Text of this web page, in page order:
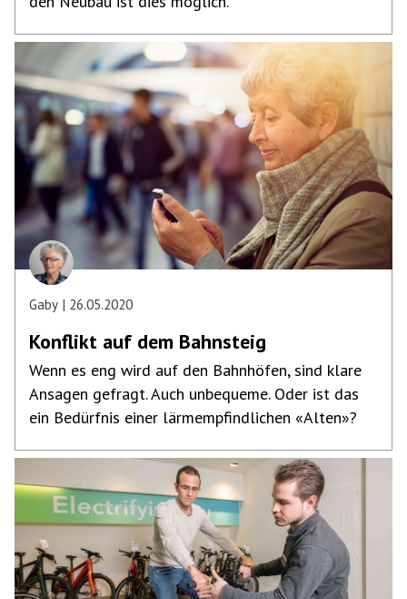
Gaby 26.05.2020
Konflikt auf dem Bahnsteig
Wenn es eng wird auf den Bahnhöfen, sind klare
Ansagen gefragt. Auch unbequeme. Oder ist das
ein Bedürfnis einer lärmempfindlichen «Alten»?